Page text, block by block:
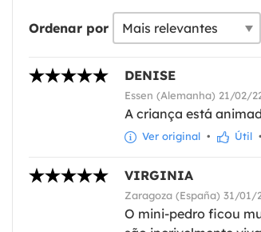
Ordenar por
DENISE
Essen (Alemanha) 21/02/
A criança está
Ver original • Útil •
VIRGINIA
Zaragoza (España) 31/01/
O mini-pedro ficou